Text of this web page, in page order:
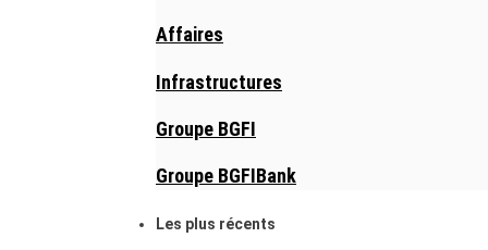
Affaires
Infrastructures
Groupe BGFI
Groupe BGFIBank
Les plus récents